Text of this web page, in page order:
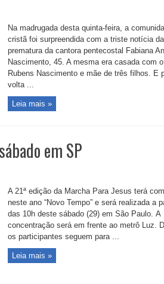
Na madrugada desta quinta-feira, a
cristã foi surpreendida com a triste notícia
prematura da cantora pentecostal Fabiana
Nascimento, 45. A mesma era casada com
Rubens Nascimento e mãe de três filhos. E
volta ...
Leia mais »
em SP
A 21ª edição da Marcha Para Jesus terá
neste ano “Novo Tempo” e será realizada a
das 10h deste sábado (29) em São Paulo. A
concentração será em frente ao metrô Luz.
os participantes seguem para ...
Leia mais »